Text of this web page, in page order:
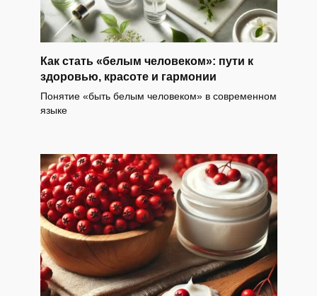
Как стать «белым человеком»: пути к
здоровью, красоте и гармонии
Понятие «быть белым человеком» в современном
языке